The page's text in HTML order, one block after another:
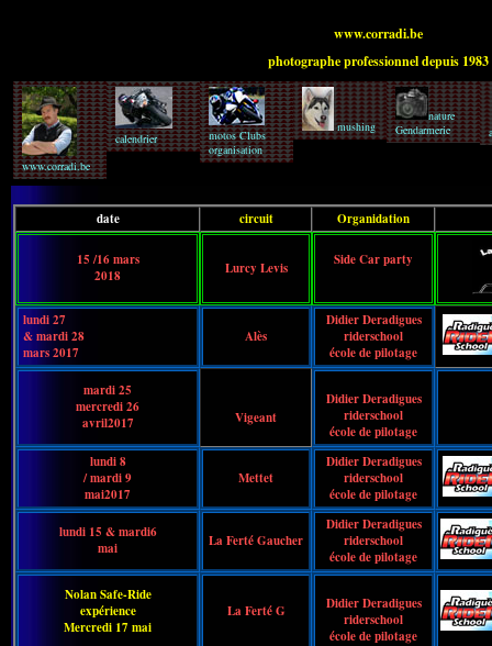
www.corradi.be
photographe professionnel depuis 1983
www.corradi.be
calendrier
motos Clubs
organisation
mushing
nature
Gendarmerie
date circuit Organidation
15 /16 mars
2018
Lurcy Levis Side Car party
lundi 27
& mardi 28
mars 2017
Alès
Didier Deradigues
riderschool
école de pilotage
mardi 25
mercredi 26
avril2017
Vigeant
Didier Deradigues
riderschool
école de pilotage
lundi 8
/ mardi 9
mai2017
Mettet
Didier Deradigues
riderschool
école de pilotage
lundi 15 & mardi6
mai
La Ferté Gaucher
Didier Deradigues
riderschool
école de pilotage
Nolan Safe-Ride
expérience
Mercredi 17 mai
La Ferté G
Didier Deradigues
riderschool
école de pilotage